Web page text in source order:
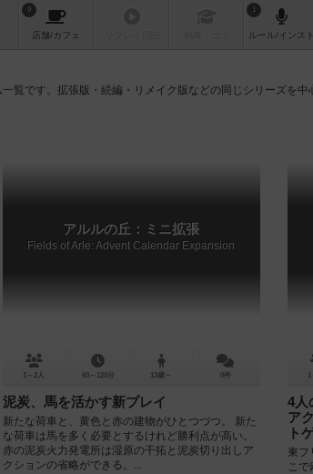
9
店舗/カフェ
1
ルール/インスト
覧です。拡張版・続編・リメイク版などの同じシリーズを中
アルルの丘：ミニ拡張
Fields of Arle: Advent Calendar Expansion
1～2人 60～120分 13歳～ 0件
泥炭、馬を活かす新プレイ
新たな荷車と、黄色と赤の建物がひとつづつ。 新た
な荷車は馬を多く必要とするけれど勝利点が高い。
赤の泥炭火力発電所は湿原の干拓と泥炭切り出しア
クションの省略ができる。...
1
4人
ア
ト
東フ
こ